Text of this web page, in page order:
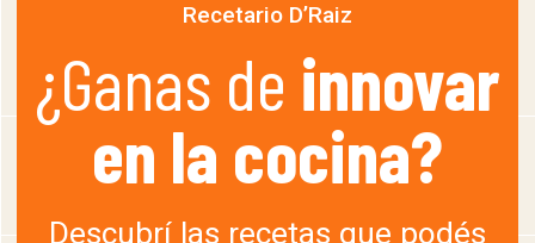
Recetario D’Raiz
¿Ganas de innovar
en la cocina?
Descubrí las recetas que podés